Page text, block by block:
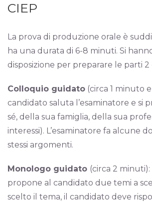
CIEP
La prova di produzione orale è
ha una durata di 6-8 minuti. Si
disposizione per preparare le parti 2
Colloquio guidato (circa 1 minuto
candidato saluta l’esaminatore e si
sé, della sua famiglia, della sua
interessi). L’esaminatore fa alcune
stessi argomenti.
Monologo guidato (circa 2 minuti):
propone al candidato due temi a
scelto il tema, il candidato deve